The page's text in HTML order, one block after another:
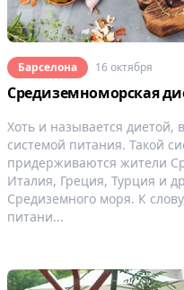
Барселона 16 октября
Средиземноморская
Хоть и называется диетой,
системой питания. Такой
придерживаются жители
Италия, Греция, Турция и
Средиземного моря. К
питани...